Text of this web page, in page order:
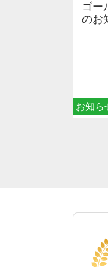
お知ら
ゴー
のお